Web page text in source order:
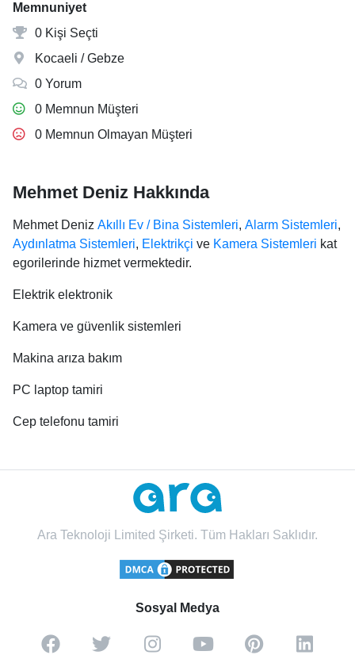
Memnuniyet
0 Kişi Seçti
Kocaeli / Gebze
0 Yorum
0 Memnun Müşteri
0 Memnun Olmayan Müşteri
Mehmet Deniz Hakkında
Mehmet Deniz Akıllı Ev / Bina Sistemleri, Alarm Sistemleri,
Aydınlatma Sistemleri, Elektrikçi ve Kamera Sistemleri kat
egorilerinde hizmet vermektedir.
Elektrik elektronik
Kamera ve güvenlik sistemleri
Makina arıza bakım
PC laptop tamiri
Cep telefonu tamiri
Ara Teknoloji Limited Şirketi. Tüm Hakları Saklıdır.
Sosyal Medya